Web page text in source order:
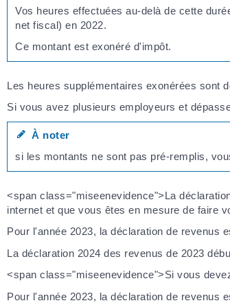
Vos heures effectuées au-delà de cette
net fiscal) en 2022.
Ce montant est exonéré d'impôt.
Les heures supplémentaires exonérées sont
Si vous avez plusieurs employeurs et
À noter
si les montants ne sont pas pré-remplis,
<span class="miseenevidence">La
internet et que vous êtes en mesure de faire
Pour l'année 2023, la déclaration de revenus
La déclaration 2024 des revenus de 2023
<span class="miseenevidence">Si vous
Pour l'année 2023, la déclaration de revenus